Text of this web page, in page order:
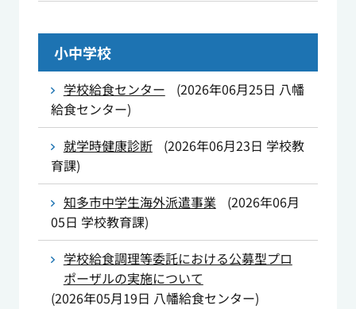
小中学校
学校給食センター (2026年06月25日 八幡
給食センター)
就学時健康診断
(2026年06月23日 学校教
育課)
知多市中学生海外派遣事業
(2026年06月
05日 学校教育課)
学校給食調理等委託における公募型プロ
ポーザルの実施について
(2026年05月19日 八幡給食センター)